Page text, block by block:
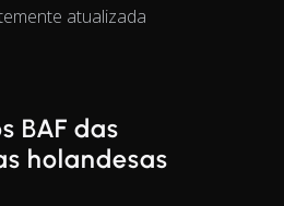
atualizada
BAF das
holandesas